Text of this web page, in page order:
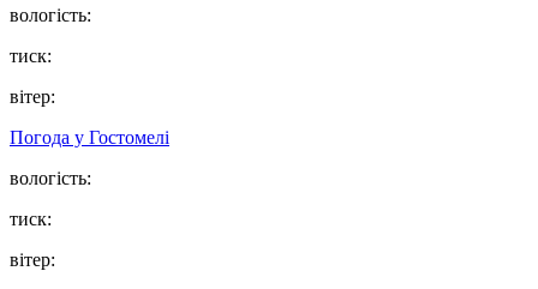
вологість:
тиск:
вітер:
Погода у Гостомелі
вологість:
тиск:
вітер: